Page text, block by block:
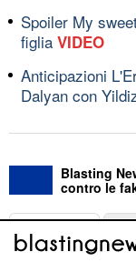
Spoiler My
figlia VIDEO
Anticipazioni
Dalyan con
Blasting
contro le
ABOUT